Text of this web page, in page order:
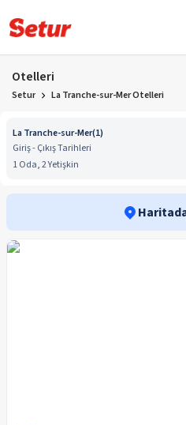
Otelleri
Setur La Tranche-sur-Mer Otelleri
La Tranche-sur-Mer(1)
Giriş - Çıkış Tarihleri
1 Oda, 2 Yetişkin